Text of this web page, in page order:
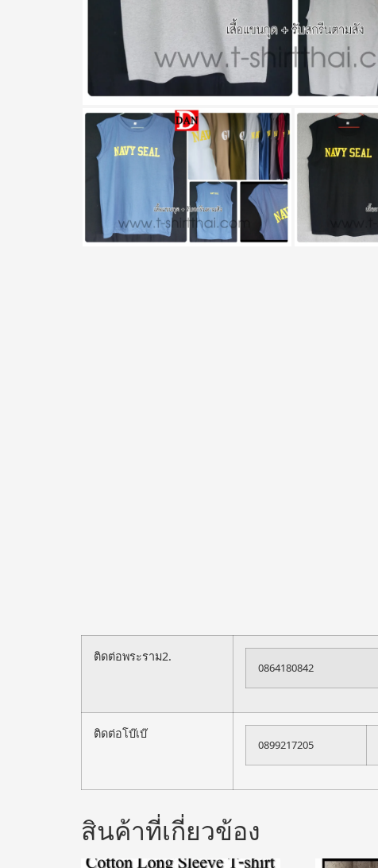
ติดต่อพระราม2.
0864180842
ติดต่อโบ๊เบ๊
0899217205
สินค้าที่เกี่ยวข้อง